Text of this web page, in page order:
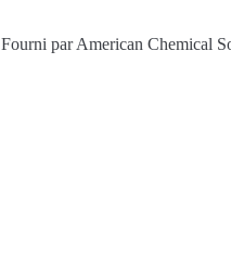
Fourni par American Chemical